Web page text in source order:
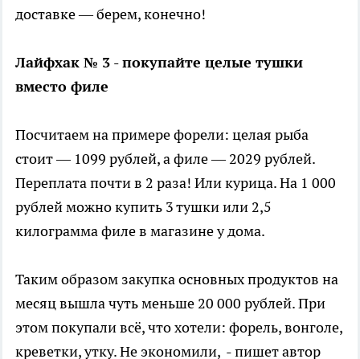
доставке — берем, конечно!
Лайфхак № 3 - покупайте целые тушки
вместо филе
Посчитаем на примере форели: целая рыба
стоит — 1099 рублей, а филе — 2029 рублей.
Переплата почти в 2 раза! Или курица. На 1 000
рублей можно купить 3 тушки или 2,5
килограмма филе в магазине у дома.
Таким образом закупка основных продуктов на
месяц вышла чуть меньше 20 000 рублей. При
этом покупали всё, что хотели: форель, вонголе,
креветки, утку. Не экономили, - пишет автор